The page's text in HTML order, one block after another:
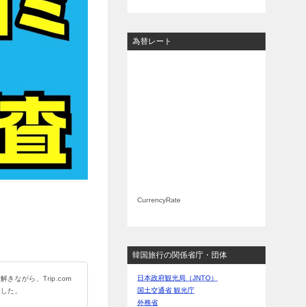
きながら、Trip.com
た。
為替レート
CurrencyRate
韓国旅行の関係省庁・団体
日本政府観光局（JNTO）
国土交通省 観光庁
外務省